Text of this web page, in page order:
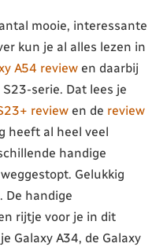
mooie, interessante
kun je al alles lezen in
A54 review en daarbij
serie. Dat lees je
review en de review
heeft al heel veel
handige
Gelukkig
De handige
rijtje voor je in dit
Galaxy A34, de Galaxy